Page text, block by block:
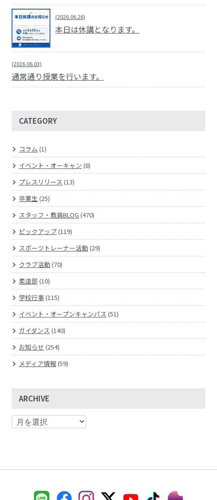
(2026.06.26)
本日は休講となります。
(2026.06.03)
通常通り授業を行います。
CATEGORY
コラム (1)
イベント・オーキャン (8)
プレスリリース (13)
卒業生(25)
スタッフ・教員BLOG (470)
ピックアップ(119)
スポーツトレーナー活動(29)
クラブ活動(70)
柔道部 (10)
学校行事(115)
イベント・オープンキャンパス (51)
ガイダンス (140)
お知らせ (254)
メディア情報(59)
ARCHIVE